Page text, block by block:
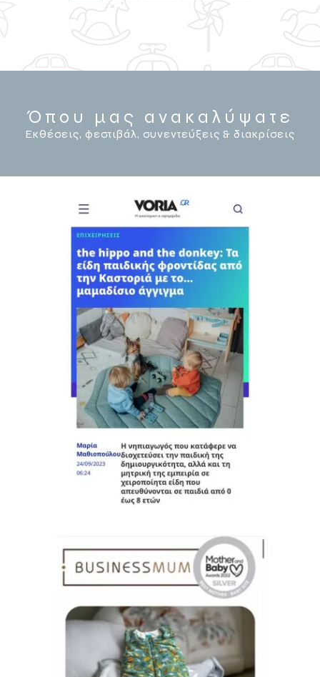
Όπου μας ανακαλύψατε
Εκθέσεις, φεστιβάλ, συνεντεύξεις & διακρίσεις